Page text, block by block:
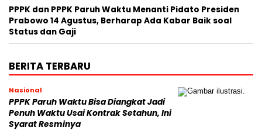
PPPK dan PPPK Paruh Waktu Menanti Pidato Presiden
Prabowo 14 Agustus, Berharap Ada Kabar Baik soal
Status dan Gaji
BERITA TERBARU
Nasional
PPPK Paruh Waktu Bisa Diangkat Jadi
Penuh Waktu Usai Kontrak Setahun, Ini
Syarat Resminya